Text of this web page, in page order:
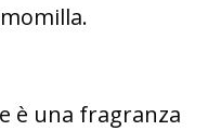
è una fragranza